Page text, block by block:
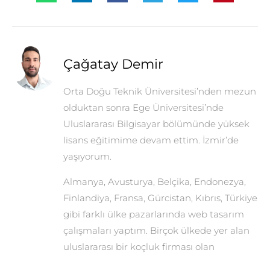
Çağatay Demir
Orta Doğu Teknik Üniversitesi’nden mezun
olduktan sonra Ege Üniversitesi’nde
Uluslararası Bilgisayar bölümünde yüksek
lisans eğitimime devam ettim. İzmir’de
yaşıyorum.
Almanya, Avusturya, Belçika, Endonezya,
Finlandiya, Fransa, Gürcistan, Kıbrıs, Türkiye
gibi farklı ülke pazarlarında web tasarım
çalışmaları yaptım. Birçok ülkede yer alan
uluslararası bir koçluk firması olan